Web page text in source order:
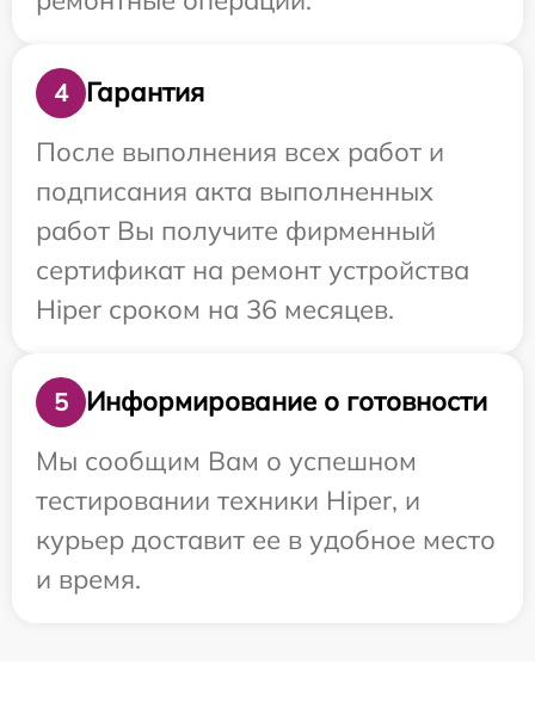
4
Гарантия
После выполнения всех работ и
подписания акта выполненных
работ Вы получите фирменный
сертификат на ремонт устройства
Hiper сроком на 36 месяцев.
5
Информирование о готовности
Мы сообщим Вам о успешном
тестировании техники Hiper, и
курьер доставит ее в удобное место
и время.